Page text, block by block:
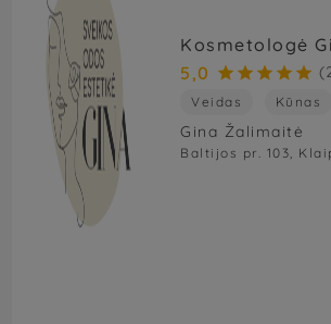
Kosmetologė
5,0     
Veidas Kūnas
Gina Žalimaitė